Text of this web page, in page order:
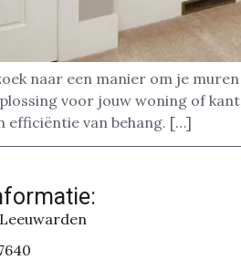
naar een manier om je
voor jouw woning of
efficiëntie van behang. […]